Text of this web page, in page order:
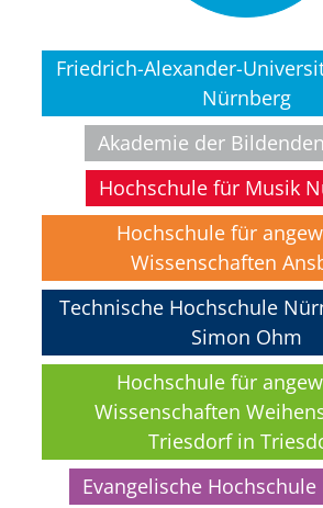
Friedrich-Alexander-
Nürnberg
Akademie der
Hochschule für Musik
Hochschule für
Wissenschaften
Technische Hochschule
Simon Ohm
Hochschule für
Wissenschaften
Triesdorf in
Evangelische